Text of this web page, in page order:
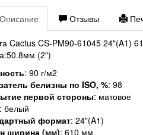
Отзывы
Cactus CS-PM90-61045 24"(A1)
(2")
: 90 г/м2
белизны по ISO, %: 98
первой стороны: матовое
белый
формат: 24"(A1)
ширина (мм): 610 мм